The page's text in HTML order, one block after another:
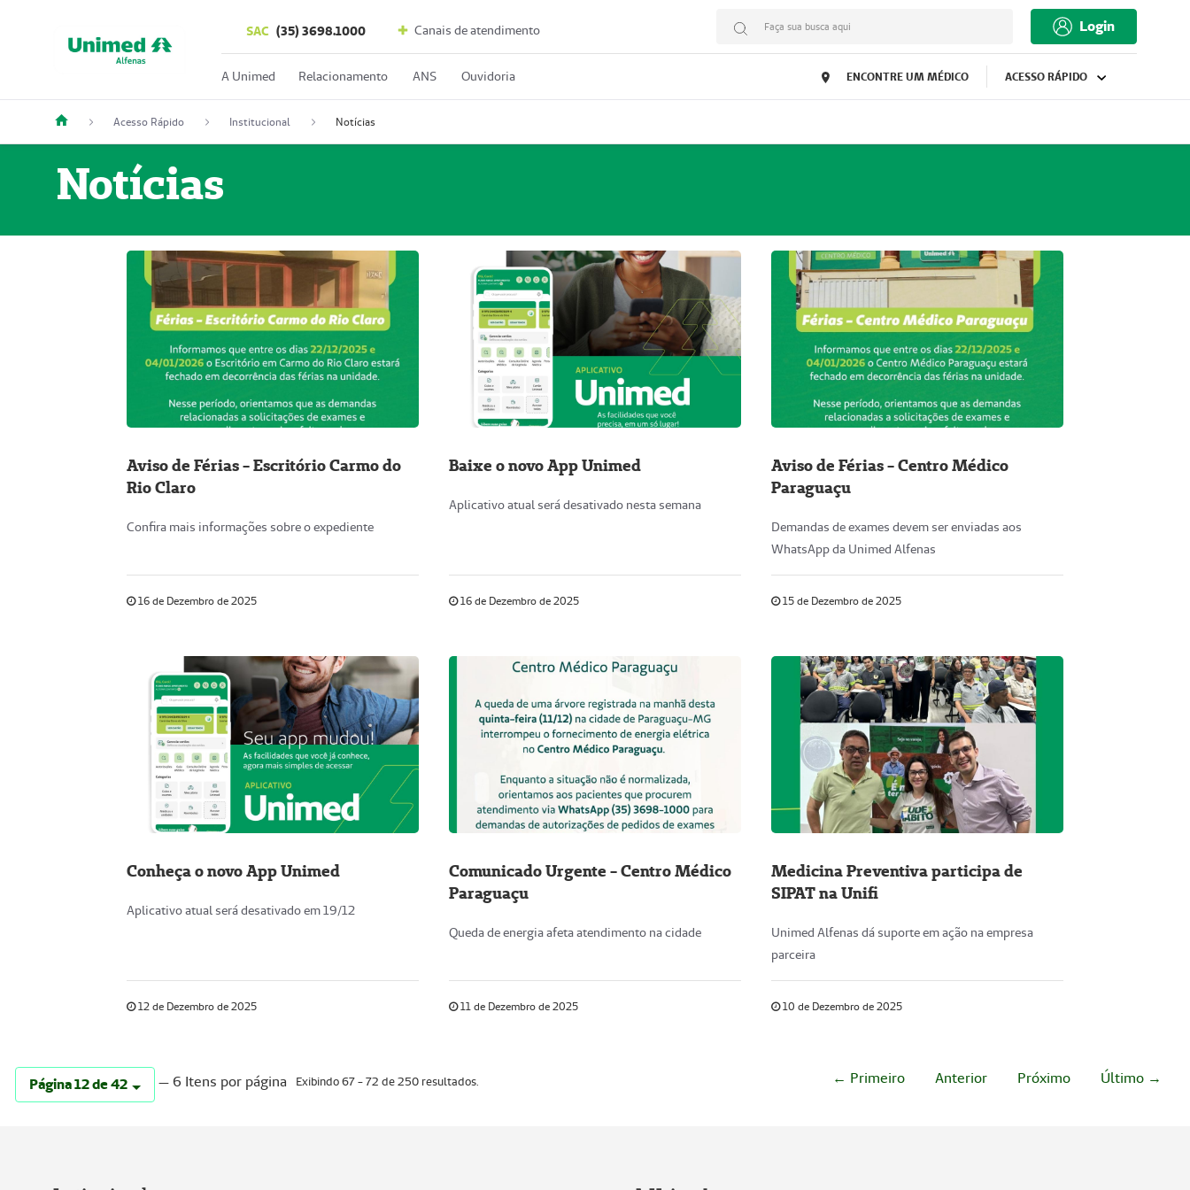
SAC (35) 3698.1000 Canais de atendimento Faça sua busca aqui Login
A Unimed Relacionamento ANS Ouvidoria ENCONTRE UM MÉDICO ACESSO RÁPIDO
Acesso Rápido Institucional Notícias
Notícias
Aviso de Férias - Escritório Carmo do
Rio Claro
Confira mais informações sobre o expediente
16 de Dezembro de 2025
Baixe o novo App Unimed
Aplicativo atual será desativado nesta semana
16 de Dezembro de 2025
Aviso de Férias - Centro Médico
Paraguaçu
Demandas de exames devem ser enviadas aos
WhatsApp da Unimed Alfenas
15 de Dezembro de 2025
Conheça o novo App Unimed
Aplicativo atual será desativado em 19/12
12 de Dezembro de 2025
Comunicado Urgente - Centro Médico
Paraguaçu
Queda de energia afeta atendimento na cidade
11 de Dezembro de 2025
Medicina Preventiva participa de
SIPAT na Unifi
Unimed Alfenas dá suporte em ação na empresa
parceira
10 de Dezembro de 2025
Página 12 de 42 — 6 Itens por página Exibindo 67 - 72 de 250 resultados. ← Primeiro Anterior Próximo Último →